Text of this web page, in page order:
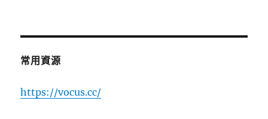
常用資源
https://vocus.cc/